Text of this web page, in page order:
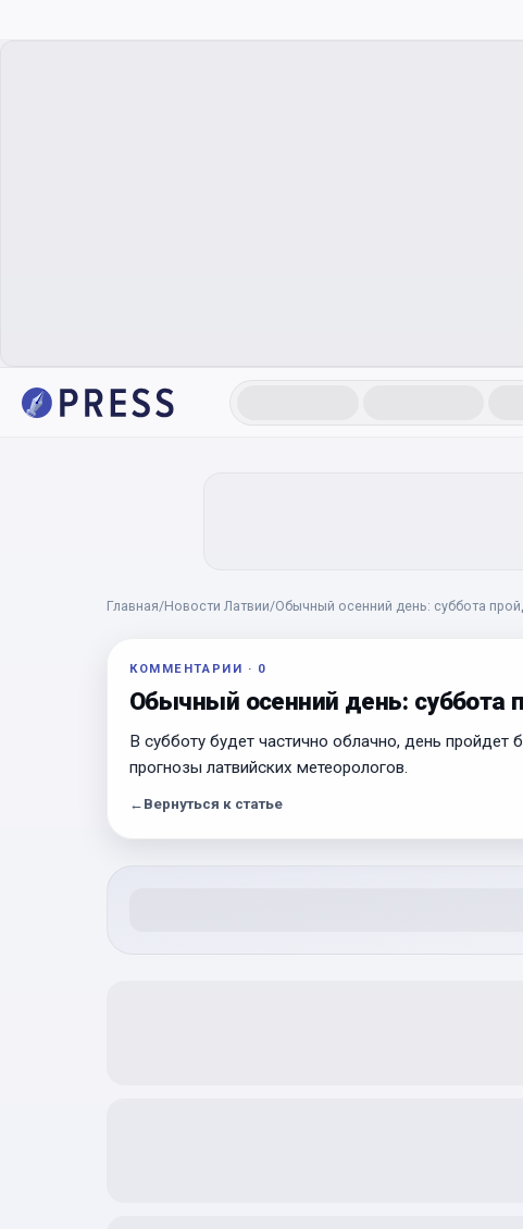
Главная/Новости Латвии/Обычный осенний день: суббота
КОММЕНТАРИИ · 0
Обычный осенний день: суббота
В субботу будет частично облачно, день пройдет
прогнозы латвийских метеорологов.
← Вернуться к статье